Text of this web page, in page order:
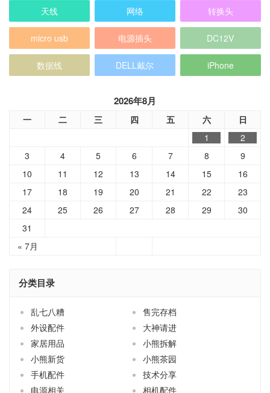
天线 网络 转换头
micro usb 电源插头 DC12V
数据线 DELL戴尔 iPhone
2026年8月
一 二 三 四 五 六 日
« 7月
1
2
3
4 5 6 7 8
9
10
11 12 13 14 15
16
17
18 19 20 21 22
23
24
25 26 27 28 29
30
31
分类目录
乱七八糟
售完存档
外设配件
大神请进
家居用品
小熊拆解
小熊新货
小熊茶园
手机配件
技术分享
电源相关
相机配件